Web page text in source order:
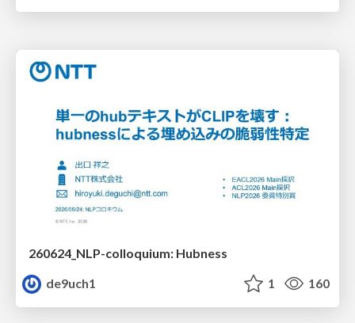
260624_NLP-colloquium: Hubness
de9uch1
1 160